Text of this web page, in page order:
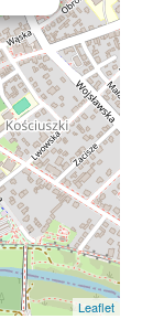
Leaflet